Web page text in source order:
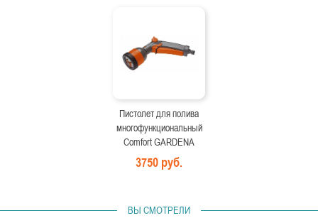
Пистолет для полива
многофункциональный
Comfort GARDENA
3750 руб.
ВЫ СМОТРЕЛИ